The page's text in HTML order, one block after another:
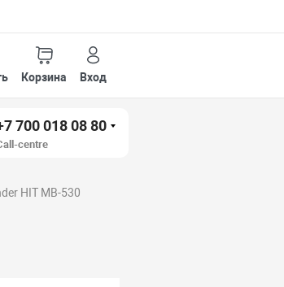
Корзина Вход
700 018 08 80
centre
HIT MB-530